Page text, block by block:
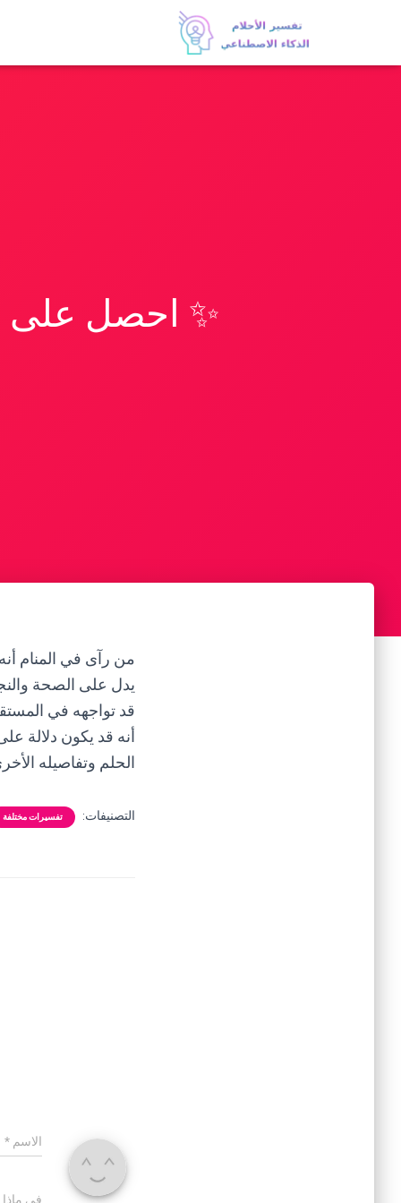
✨ احصل على
من رآى في المنام
يدل على الصحة
قد تواجهه في
أنه قد يكون دلالة
الحلم وتفاصيله
التصنيفات: تفسيرات مختلفة
الاسم *
في